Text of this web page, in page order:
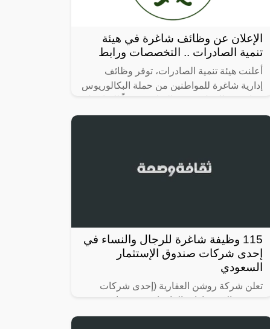
الإعلان عن وظائف شاغرة في هيئة
تنمية الصادرات .. التخصصات ورابط
أعلنت هيئة تنمية الصادرات، توفر وظائف
إدارية شاغرة للمواطنين من حملة البكالوريوس
التالية:
115 وظيفة شاغرة للرجال والنساء في
إحدى شركات صندوق الإستثمار
السعودي
تعلن شركة روشن العقارية (إحدى شركات
صندوق الاستثمارات العامة) عن فتح باب
التقديم لشغل (115) وظيفة للرجال والنساء